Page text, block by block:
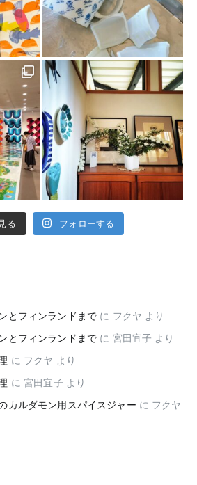
る フォローする
とフィンランドまで に フクヤ より
とフィンランドまで に 宮田宜子 より
に フクヤ より
に宮田宜子 より
カルダモン用スパイスジャー に フクヤ